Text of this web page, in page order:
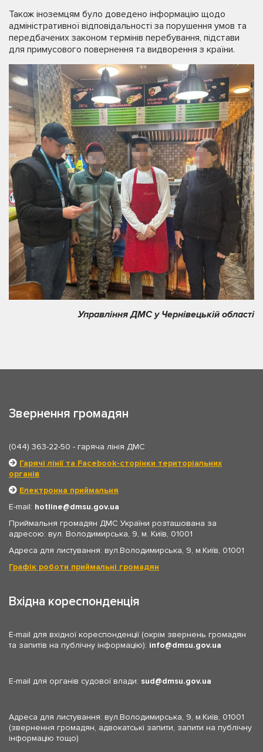
Також іноземцям було доведено інформацію щодо
адміністративної відповідальності за порушення умов та
передбачених законом термінів перебування, підстави
для примусового повернення та видворення з країни.
Управління ДМС у Чернівецькій області
Звернення громадян
(044) 363-22-50 - гаряча лінія ДМС
Гарячі лінії та Facebook-сторінки територіальних
органів
Електронна приймальня
E-mail: hotline
dmsu.gov.ua
Приймальня громадян ДМС України розташована за
адресою: вул. Володимирська, 9, м. Київ, 01001
Адреса для листування: вул.Володимирська, 9, м.Київ, 01001
Графік роботи приймальні громадян
Вхідна кореспонденція
E-mail для вхідної кореспонденції (окрім звернень громадян
та запитів на публічну інформацію): info dmsu.gov.ua
E-mail для органів судової влади: sud dmsu.gov.ua
Адреса для листування: вул.Володимирська, 9, м.Київ, 01001
(звернення громадян, адвокатські запити, запити на публічну
інформацію тощо)